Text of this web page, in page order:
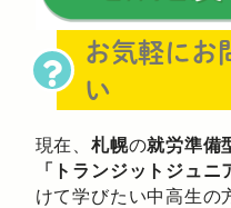
お気軽にお
い
現在、 札幌の就労準備
「トランジットジュニ
けて学びたい中高生の